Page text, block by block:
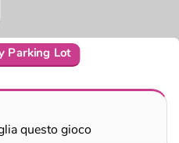
Parking Lot
questo gioco